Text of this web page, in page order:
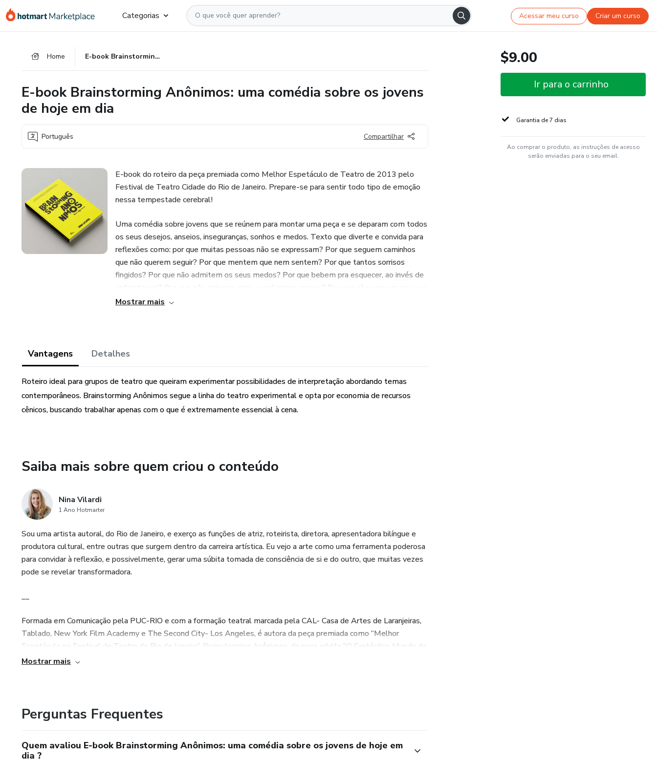
para
para
para
Categorias Acessar meu curso Criar um curso
Home E-book Brainstorming Anônimos: uma comédia sobre os jovens de hoje em dia
E-book Brainstorming Anônimos: uma comédia sobre os jovens
de hoje em dia
Português Compartilhar
E-book do roteiro da peça premiada como Melhor Espetáculo de Teatro de 2013 pelo
Festival de Teatro Cidade do Rio de Janeiro. Prepare-se para sentir todo tipo de emoção
nessa tempestade cerebral!
Uma comédia sobre jovens que se reúnem para montar uma peça e se deparam com todos
os seus desejos, anseios, inseguranças, sonhos e medos. Texto que diverte e convida para
reflexões como: por que muitas pessoas não se expressam? Por que seguem caminhos
que não querem seguir? Por que mentem que nem sentem? Por que tantos sorrisos
fingidos? Por que não admitem os seus medos? Por que bebem pra esquecer, ao invés de
enfrentarem? Por que não arriscam mais e reclamam menos? Por que não seguem os seus
sonhos mais profundos?
no tradicional Festival de Teatro Cidade do Rio de Janeiro. Seguiu com temporadas e
de Janeiro.
Mostrar mais
Vantagens Detalhes
Roteiro ideal para grupos de teatro que queiram experimentar possibilidades de interpretação abordando temas
contemporâneos. Brainstorming Anônimos segue a linha do teatro experimental e opta por economia de recursos
cênicos, buscando trabalhar apenas com o que é extremamente essencial à cena.
Saiba mais sobre quem criou o conteúdo
Nina Vilardi
1 Ano Hotmarter
Sou uma artista autoral, do Rio de Janeiro, e exerço as funções de atriz, roteirista, diretora, apresentadora bilíngue e
produtora cultural, entre outras que surgem dentro da carreira artística. Eu vejo a arte como uma ferramenta poderosa
para convidar à reflexão, e possivelmente, gerar uma súbita tomada de consciência de si e do outro, que muitas vezes
pode se revelar transformadora.
__
Formada em Comunicação pela PUC-RIO e com a formação teatral marcada pela CAL- Casa de Artes de Laranjeiras,
Tablado, New York Film Academy e The Second City- Los Angeles, é autora da peça premiada como “Melhor
Espetáculo no Festival de Teatro do Rio de Janeiro”, Brainstorming Anônimos, da peça adulta “O Fantástico Mundo da
Hipocrisia” e da infantojuvenil “Me imagine”.
Mostrar mais
Perguntas Frequentes
Quem avaliou E-book Brainstorming Anônimos: uma comédia sobre os jovens de hoje em
dia ?
$9.00
Ir para o carrinho
Garantia de 7 dias
Ao comprar o produto, as instruções de acesso
serão enviadas para o seu email.